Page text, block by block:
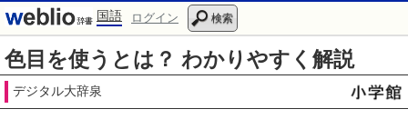
国語 ログイン 検索
色目を使うとは？ わかりやすく解説
デジタル大辞泉